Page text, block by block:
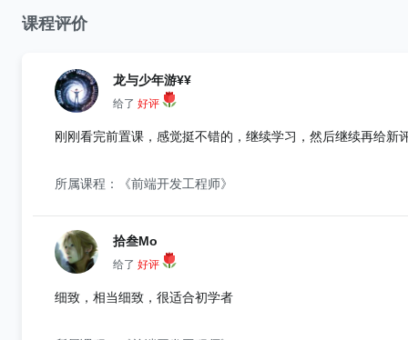
课程评价
龙与少年游¥¥
给了 好评
刚刚看完前置课，感觉挺不错的，继续学习，然后继续再给新
所属课程：《前端开发工程师》
拾叁Mo
给了 好评
细致，相当细致，很适合初学者